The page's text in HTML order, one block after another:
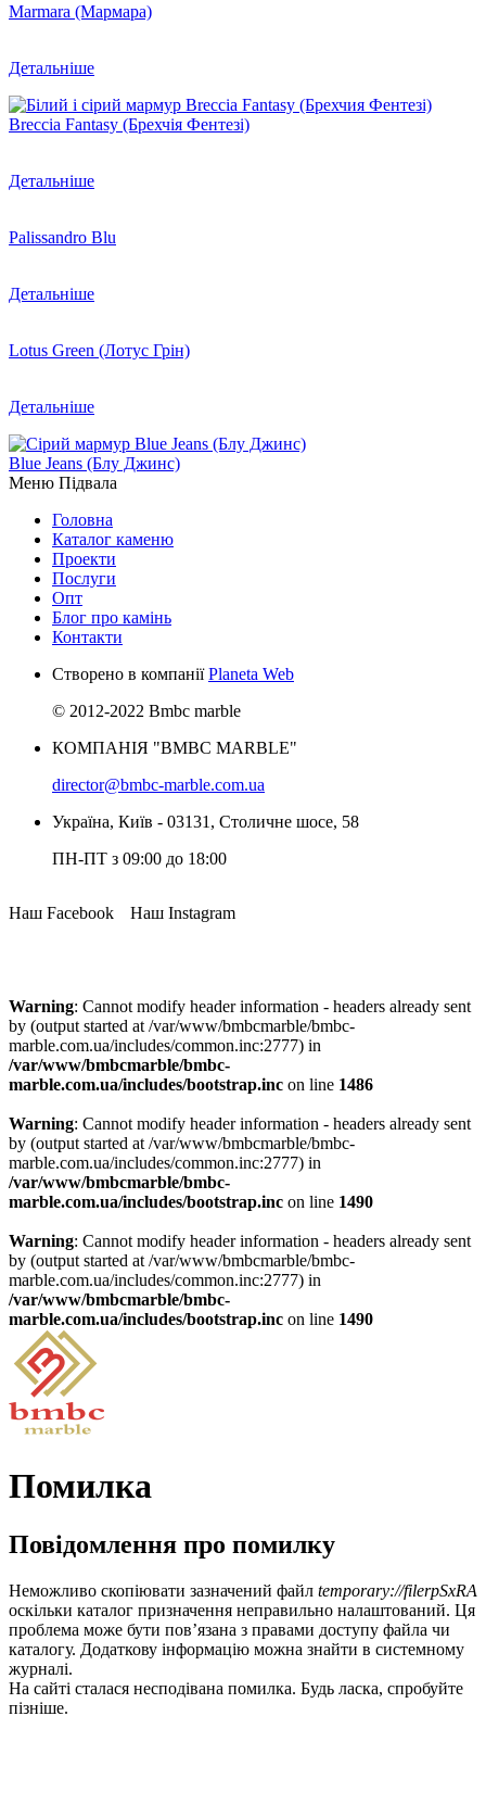
Marmara (Мармара)
Детальніше
Breccia Fantasy (Брехчія Фентезі)
Детальніше
Palissandro Blu
Детальніше
Lotus Green (Лотус Грін)
Детальніше
Blue Jeans (Блу Джинс)
Меню Підвала
Головна
Каталог каменю
Проекти
Послуги
Опт
Блог про камінь
Контакти
Створено в компаніїPlaneta Web
© 2012-2022 Bmbc marble
КОМПАНІЯ "BMBC MARBLE"
director@bmbc-marble.com.ua
Україна, Київ - 03131, Столичне шосе, 58
ПН-ПТ з 09:00 до 18:00
Наш Facebook Наш Instagram
Warning: Cannot modify header information - headers already sent
by (output started at /var/www/bmbcmarble/bmbc-
marble.com.ua/includes/common.inc:2777) in
/var/www/bmbcmarble/bmbc-
marble.com.ua/includes/bootstrap.inc on line 1486
Warning: Cannot modify header information - headers already sent
by (output started at /var/www/bmbcmarble/bmbc-
marble.com.ua/includes/common.inc:2777) in
/var/www/bmbcmarble/bmbc-
marble.com.ua/includes/bootstrap.inc on line 1490
Warning: Cannot modify header information - headers already sent
by (output started at /var/www/bmbcmarble/bmbc-
marble.com.ua/includes/common.inc:2777) in
/var/www/bmbcmarble/bmbc-
marble.com.ua/includes/bootstrap.inc on line 1490
Помилка
Повідомлення про помилку
Неможливо скопіювати зазначений файл temporary://filerpSxRA
оскільки каталог призначення неправильно налаштований. Ця
проблема може бути пов’язана з правами доступу файла чи
каталогу. Додаткову інформацію можна знайти в системному
журналі.
На сайті сталася несподівана помилка. Будь ласка, спробуйте
пізніше.